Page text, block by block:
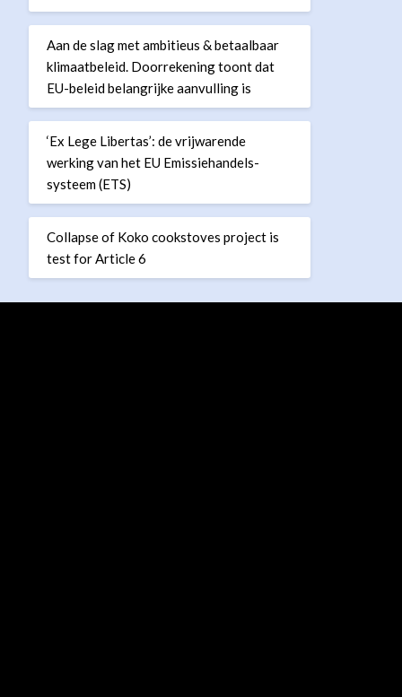
Aan de slag met ambitieus & betaalbaar
klimaatbeleid. Doorrekening toont dat
EU-beleid belangrijke aanvulling is
‘Ex Lege Libertas’: de vrijwarende
werking van het EU Emissiehandels-
systeem (ETS)
Collapse of Koko cookstoves project is
test for Article 6